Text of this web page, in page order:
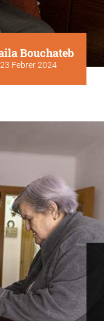
Bouchateb
23 Febrer 2024